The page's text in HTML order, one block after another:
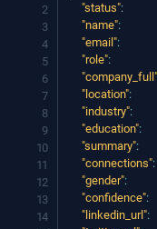
"status":
"name":
"email":
"role":
"company_full"
"location":
"industry":
"education":
"summary":
"connections":
"gender":
"confidence":
"linkedin_url":